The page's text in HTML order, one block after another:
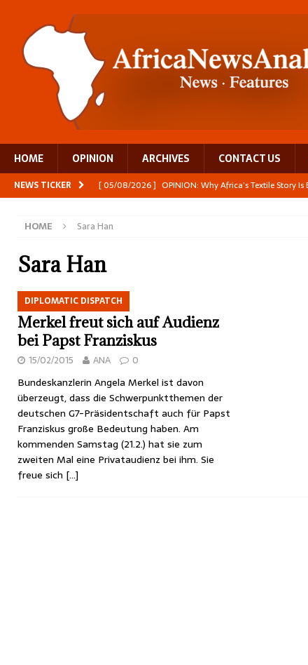
HOME OPINION ARCHIVES CONTACT US
NEWS TICKER [ 05/08/2026 ] OPINION: Why Africa’s Textile Story
[ 05/08/2026 ]
[ 05/08/2026 ]
HOME Sara Han
Sara Han
DIPLOMATIC DISPATCH
Merkel freut sich auf Audienz
bei Papst Franziskus
15/02/2015 ANA 0
Bundeskanzlerin Angela Merkel ist davon
überzeugt, dass die Schwerpunktthemen der
deutschen G7-Präsidentschaft auch für Papst
Franziskus große Bedeutung haben. Am
kommenden Samstag (21.2.) hat sie zum
zweiten Mal eine Privataudienz bei ihm. Sie
freue sich […]